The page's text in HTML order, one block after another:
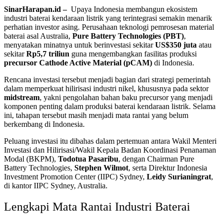
SinarHarapan.id – Upaya Indonesia membangun ekosistem
industri baterai kendaraan listrik yang terintegrasi semakin menarik
perhatian investor asing. Perusahaan teknologi pemrosesan material
baterai asal Australia, Pure Battery Technologies (PBT),
menyatakan minatnya untuk berinvestasi sekitarUS$350 juta atau
sekitarRp5,7 triliun guna mengembangkan fasilitas produksi
precursor Cathode Active Material (pCAM) di Indonesia.
Rencana investasi tersebut menjadi bagian dari strategi pemerintah
dalam memperkuat hilirisasi industri nikel, khususnya pada sektor
midstream, yakni pengolahan bahan baku precursor yang menjadi
komponen penting dalam produksi baterai kendaraan listrik. Selama
ini, tahapan tersebut masih menjadi mata rantai yang belum
berkembang di Indonesia.
Peluang investasi itu dibahas dalam pertemuan antara Wakil Menteri
Investasi dan Hilirisasi/Wakil Kepala Badan Koordinasi Penanaman
Modal (BKPM), Todotua Pasaribu, dengan Chairman Pure
Battery Technologies, Stephen Wilmot, serta Direktur Indonesia
Investment Promotion Center (IIPC) Sydney, Leidy Surianingrat,
di kantor IIPC Sydney, Australia.
Lengkapi Mata Rantai Industri Baterai